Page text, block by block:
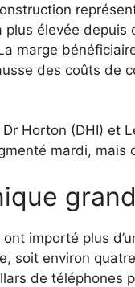
plus élevée depuis
marge
des coûts de
Horton (DHI) et
mardi, mais
importé plus
soit environ
de téléphones